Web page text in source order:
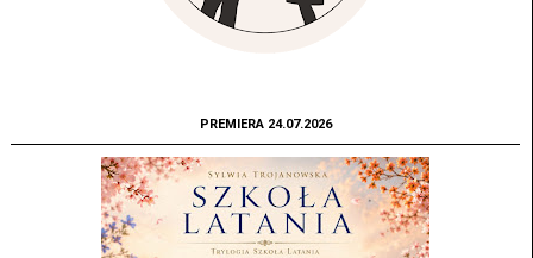
PREMIERA 24.07.2026